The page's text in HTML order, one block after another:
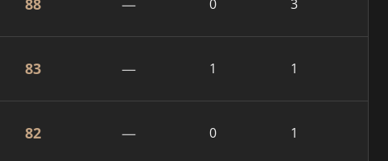
88 — 0 3
83 — 1 1
82 — 0 1